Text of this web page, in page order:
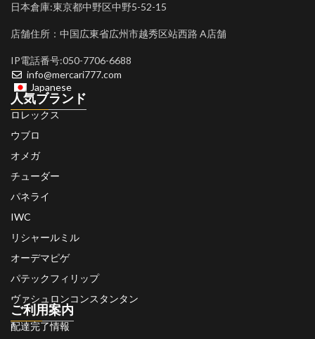
日本倉庫:東京都中野区中野5-52-15
店舗住所：中国広東省広州市越秀区站西路 A店舗
IP電話番号:050-7706-6688
info@mercari777.com
Japanese
人気ブランド
ロレックス
ウブロ
オメガ
チューダー
パネライ
IWC
リシャールミル
オーデマピゲ
パテックフィリップ
ヴァシュロンコンスタンタン
ご利用案内
配達完了情報